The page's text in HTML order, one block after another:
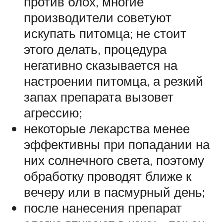
производители советуют
искупать питомца; не стоит
этого делать, процедура
негативно сказывается на
настроении питомца, а резкий
запах препарата вызовет
агрессию;
некоторые лекарства менее
эффективны при попадании на
них солнечного света, поэтому
обработку проводят ближе к
вечеру или в пасмурный день;
после нанесения препарат